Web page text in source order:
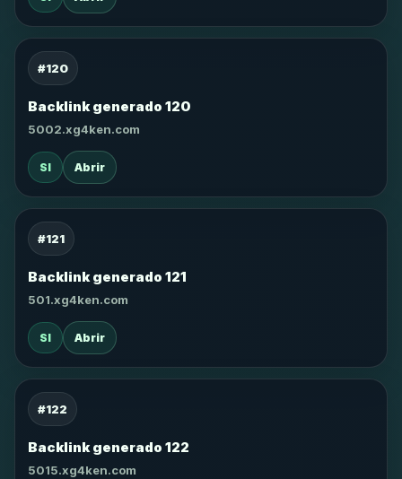
#120
Backlink generado 120
5002.xg4ken.com
SI Abrir
#121
Backlink generado 121
501.xg4ken.com
SI Abrir
#122
Backlink generado 122
5015.xg4ken.com